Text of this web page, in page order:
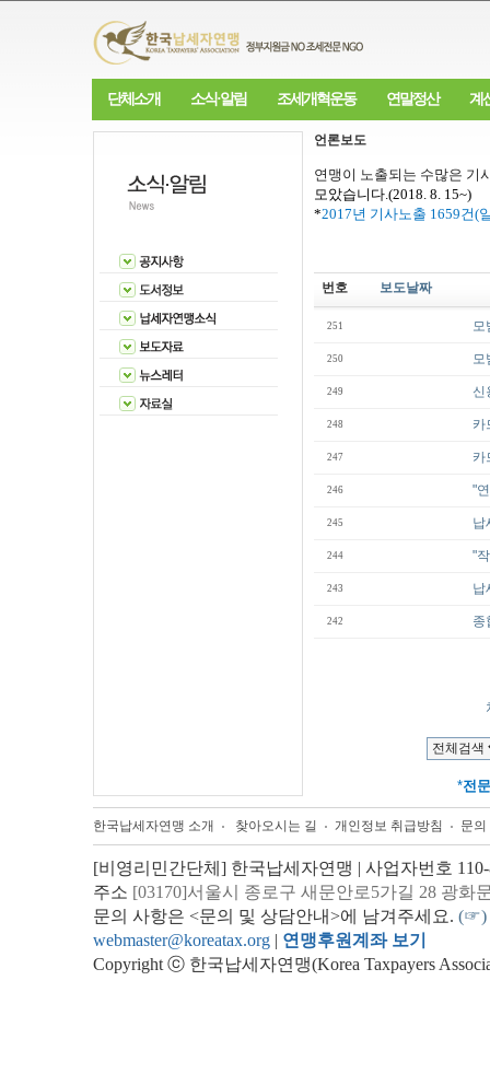
단체소개 소식·알림 조세개혁운동 연말정산 계
언론보도
연맹이 노출되는 수많은 기
모았습니다.(2018. 8. 15~)
*2017년 기사노출 1659건(
번호 보도날짜
251 모
250 모
249 신
248 카
247 카
246 "
245 납
244 "
243 납
242 종
*전문
한국납세자연맹 소개 찾아오시는 길 개인정보 취급방침 문
[비영리민간단체] 한국납세자연맹 | 사업자번호
주소 [03170]서울시 종로구 새문안로5가길 28 광화
문의 사항은 <문의 및 상담안내>에 남겨주세요. (☞)
webmaster@koreatax.org | 연맹후원계좌 보기
Copyright ⓒ 한국납세자연맹(Korea Taxpayers